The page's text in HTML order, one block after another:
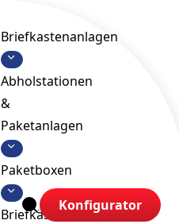
Briefkastenanlagen
Abholstationen
&
Paketanlagen
Paketboxen
Briefkästen
Konfigurator